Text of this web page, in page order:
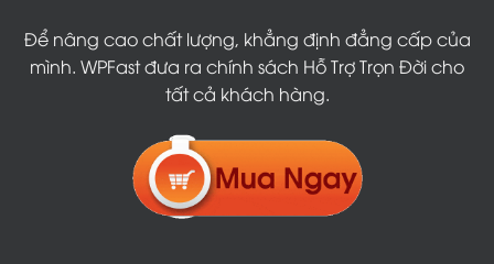
Để nâng cao chất lượng, khẳng định đẳng cấp của
mình. WPFast đưa ra chính sách Hỗ Trợ Trọn Đời cho
tất cả khách hàng.